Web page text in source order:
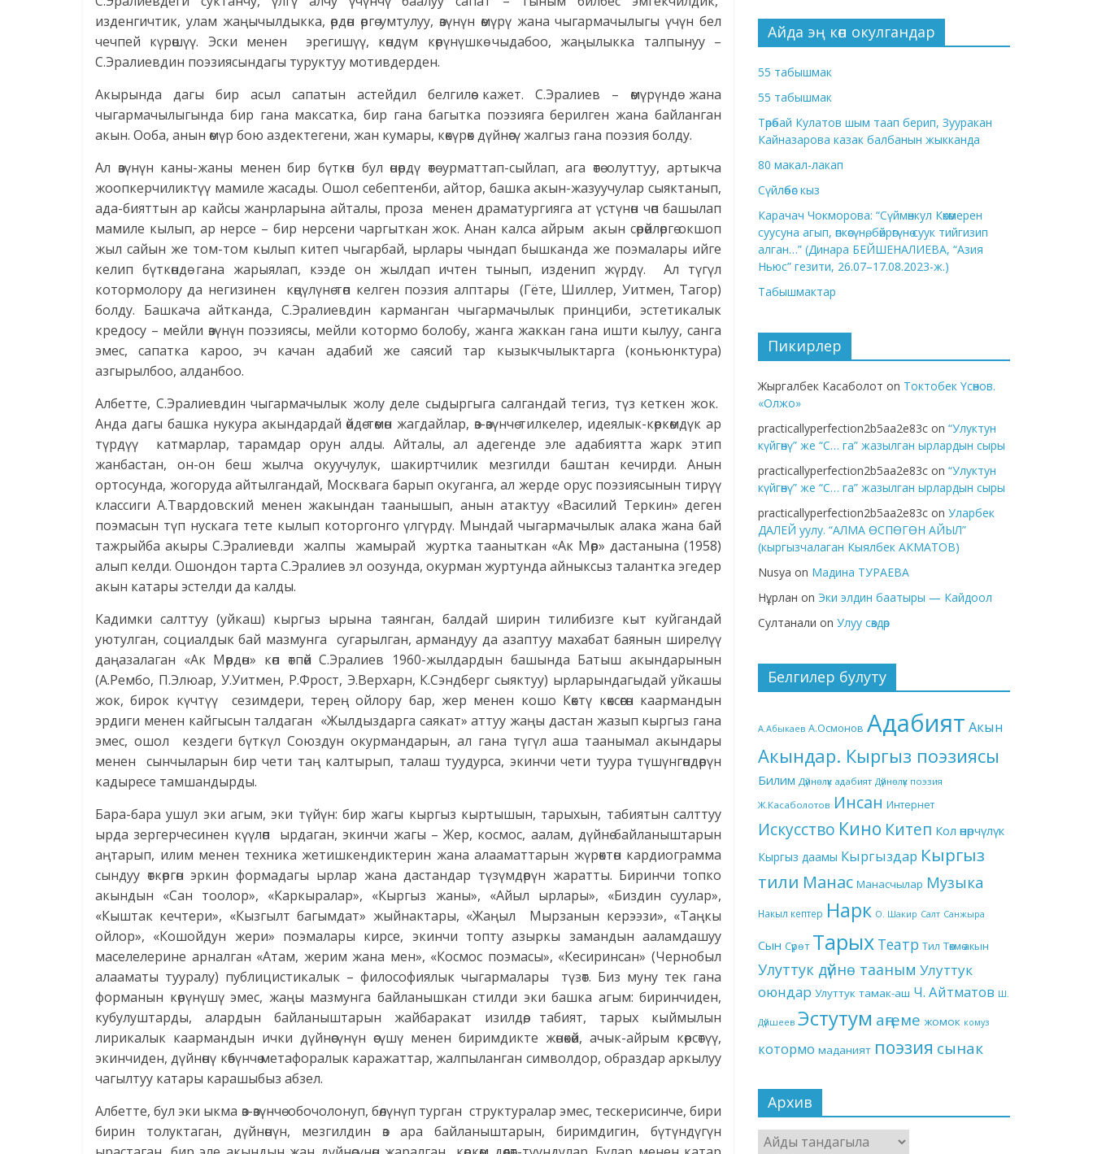
изденгичтик, улам жаңычылдыкка, өрдөн өргө умтулуу, өзүнүн өмүрү жана чыгармачылыгы үчүн бел
чечпей күрөшүү. Эски менен эрегишүү, көндүм көрүнүшкө чыдабоо, жаңылыкка талпынуу –
С.Эралиевдин поэзиясындагы туруктуу мотивдерден.
Акырында дагы бир асыл сапатын астейдил белгилөө кажет. С.Эралиев – өмүрүндө жана
чыгармачылыгында бир гана максатка, бир гана багытка поэзияга берилген жана байланган
акын. Ооба, анын өмүр бою аздектегени, жан кумары, көкүрөк дүйнөсү жалгыз гана поэзия болду.
Ал өзүнүн каны-жаны менен бир бүткөн бул өнөрдү өтө урматтап-сыйлап, ага өтө олуттуу, артыкча
жоопкерчиликтүү мамиле жасады. Ошол себептенби, айтор, башка акын-жазуучулар сыяктанып,
ада-бияттын ар кайсы жанрларына айталы, проза менен драматургияга ат үстүнөн чөп башылап
мамиле кылып, ар нерсе – бир нерсени чаргыткан жок. Анан калса айрым акын сөрөйлөргө окшоп
жыл сайын же том-том кылып китеп чыгарбай, ырлары чындап бышканда же поэмалары ийге
келип бүткөндө гана жарыялап, кээде он жылдап ичтен тынып, изденип жүрдү. Ал түгүл
котормолору да негизинен көңүлүнө төп келген поэзия алптары (Гёте, Шиллер, Уитмен, Тагор)
болду. Башкача айтканда, С.Эралиевдин карманган чыгармачылык принциби, эстетикалык
кредосу – мейли өзүнүн поэзиясы, мейли котормо болобу, жанга жаккан гана ишти кылуу, санга
эмес, сапатка кароо, эч качан адабий же саясий тар кызыкчылыктарга (коньюнктура)
азгырылбоо, алданбоо.
Албетте, С.Эралиевдин чыгармачылык жолу деле сыдыргыга салгандай тегиз, түз кеткен жок.
Анда дагы башка нукура акындардай өйдө-төмөн жагдайлар, өз-өзүнчө тилкелер, идеялык-көркөмдүк ар
түр­дүү катмарлар, тарамдар орун алды. Айталы, ал адегенде эле адабиятта жарк этип
жанбастан, он-он беш жылча окуучулук, шакиртчилик мезгилди баштан кечирди. Анын
ортосунда, жогоруда айтылгандай, Москвага барып окуганга, ал жерде орус поэзиясынын тирүү
классиги А.Твардовский менен жакындан таанышып, анын атактуу «Василий Теркин» деген
поэмасын түп нускага тете кылып которгонго үлгүрдү. Мындай чыгармачылык алака жана бай
тажрыйба акыры С.Эралиевди жалпы жамырай журтка тааныткан «Ак Мөөр» дастанына (1958)
алып келди. Ошондон тарта С.Эралиев эл оозунда, окурман журтунда айныксыз талантка эгедер
акын катары эстелди да калды.
Кадимки салттуу (уйкаш) кыргыз ырына таянган, балдай ширин тилибизге кыт куйгандай
уютулган, социалдык бай мазмунга сугарылган, армандуу да азаптуу махабат баянын ширелүү
даңазалаган «Ак Мөөрдөн» көп өтпөй С.Эралиев 1960-жылдардын башында Батыш акындарынын
(А.Рембо, П.Элюар, У.Уитмен, Р.Фрост, Э.Верхарн, К.Сэндберг сыяктуу) ырларындагыдай уйкашы
жок, бирок күчтүү сезимдери, терең ойлору бар, жер менен кошо Көктү көксөгөн каармандын
эрдиги менен кайгысын талдаган «Жылдыздарга саякат» аттуу жаңы дастан жазып кыргыз гана
эмес, ошол кездеги бүткүл Союздун окурмандарын, ал гана түгүл аша таанымал акындары
менен сынчыларын бир чети таң калтырып, талаш туудурса, экинчи чети туура түшүнгөндөрүн
кадыресе тамшандырды.
Бара-бара ушул эки агым, эки түйүн: бир жагы кыргыз кыртышын, тарыхын, табиятын салттуу
ырда зергерчесинен күүлөп ырдаган, экинчи жагы – Жер, космос, аалам, дүйнө байланыштарын
аңтарып, илим менен техника жетишкендиктерин жана алааматтарын жүрөк­төн кардиограмма
сындуу өткөргөн эркин формадагы ырлар жана дастандар түзүмдөрүн жаратты. Биринчи топко
акындын «Сан тоолор», «Каркыралар», «Кыргыз жаны», «Айыл ырлары», «Биздин суулар»,
«Кыштак кечтери», «Кызгылт багымдат» жыйнактары, «Жаңыл Мырзанын керээзи», «Таңкы
ойлор», «Кошойдун жери» поэмалары кирсе, экинчи топту азыркы замандын ааламдашуу
маселелерине арналган «Атам, жерим жана мен», «Космос поэмасы», «Кесиринсан» (Чернобыл
алааматы тууралу) публицистикалык – философиялык чыгармалары түзөт. Биз муну тек гана
форманын көрүнүшү эмес, жаңы мазмунга байланышкан стилди эки башка агым: биринчиден,
кубулуштарды, алардын байланыштарын жайбаракат изилдөө, табият, тарых кыймылын
лирикалык каармандын ички дүйнөсүнүн өсүшү менен биримдикте жөнөкөй, ачык-айрым көр­сөтүү,
экинчиден, дүйнөнү көбүнчө метафоралык каражаттар, жалпыланган символдор, образдар аркылуу
чагылтуу катары карашыбыз абзел.
Албетте, бул эки ыкма өз-өзүнчө обочолонуп, бөлүнүп турган структуралар эмес, тескерисинче, бири
бирин толуктаган, дүйнөнүн, мезгилдин өз ара байланыштарын, биримдигин, бүтүндүгүн
Айда эң көп окулгандар
55 табышмак
55 табышмак
Төрөбай Кулатов шым таап берип, Зууракан
Кайназарова казак балбанын жыкканда
80 макал-лакап
Сүйлөбөс кыз
Карачач Чокморова: “Сүймөнкул Көкөмерен
суусуна агып, өпкөсүнө, бөйрөгүнө суук тийгизип
алган…” (Динара БЕЙШЕНАЛИЕВА, “Азия
Ньюс” гезити, 26.07–17.08.2023-ж.)
Табышмактар
Пикирлер
Жыргалбек Касаболот on Токтобек Үсөнов.
«Олжо»
practicallyperfection2b5aa2e83c on “Улуктун
күйгөнү” же “С… га” жазылган ырлардын сыры
practicallyperfection2b5aa2e83c on “Улуктун
күйгөнү” же “С… га” жазылган ырлардын сыры
practicallyperfection2b5aa2e83c on Уларбек
ДАЛЕЙ уулу. “АЛМА ӨСПӨГӨН АЙЫЛ”
(кыргызчалаган Кыялбек АКМАТОВ)
Nusya on Мадина ТУРАЕВА
Нұрлан on Эки элдин баатыры — Кайдоол
Султанали on Улуу сөздөр
Белгилер булуту
А.Абыкаев А.Осмонов Адабият Акын
Акындар. Кыргыз поэзиясы
Билим Дүйнөлүк адабият Дүйнөлүк поэзия
Ж.Касаболотов Инсан Интернет
Искусство Кино Китеп Кол өнөрчүлүк
Кыргыз даамы Кыргыздар Кыргыз
тили Манас Манасчылар Музыка
Накыл кептер Нарк О. Шакир Салт Санжыра
Сын Сүрөт Тарых Театр Тил Төкмө акын
Улуттук дүйнө тааным Улуттук
оюндар Улуттук тамак-аш Ч. Айтматов Ш.
Дүйшеев Эстутум аңгеме жомок комуз
котормо маданият поэзия сынак
Архив
Архив